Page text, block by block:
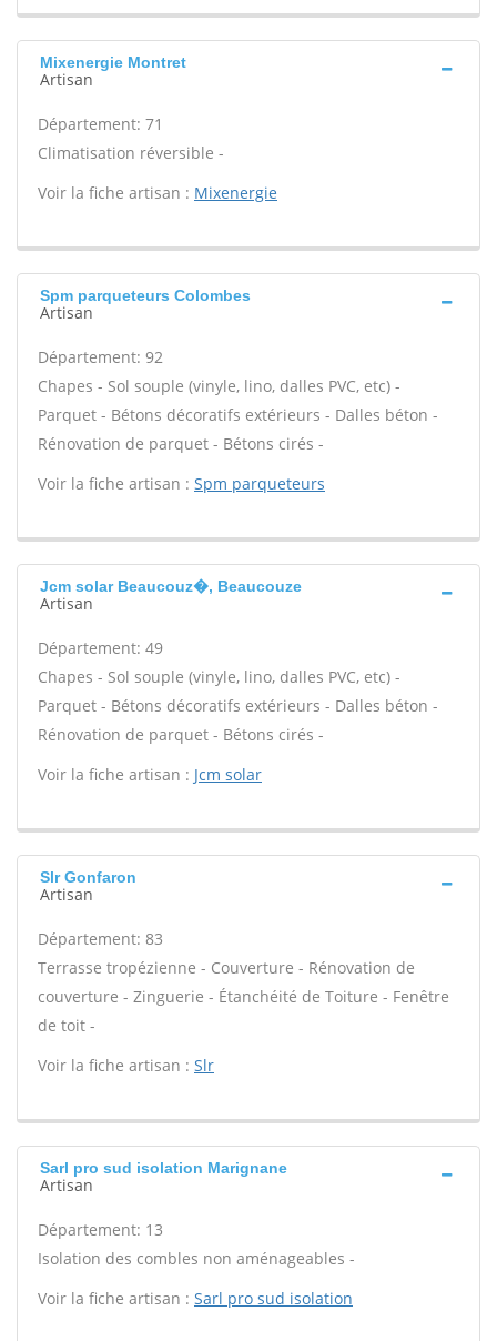
Mixenergie Montret
Artisan
Département: 71
Climatisation réversible -
Voir la fiche artisan : Mixenergie
Spm parqueteurs Colombes
Artisan
Département: 92
Chapes - Sol souple (vinyle, lino, dalles PVC, etc) -
Parquet - Bétons décoratifs extérieurs - Dalles béton -
Rénovation de parquet - Bétons cirés -
Voir la fiche artisan : Spm parqueteurs
Jcm solar Beaucouz�, Beaucouze
Artisan
Département: 49
Chapes - Sol souple (vinyle, lino, dalles PVC, etc) -
Parquet - Bétons décoratifs extérieurs - Dalles béton -
Rénovation de parquet - Bétons cirés -
Voir la fiche artisan : Jcm solar
Slr Gonfaron
Artisan
Département: 83
Terrasse tropézienne - Couverture - Rénovation de
couverture - Zinguerie - Étanchéité de Toiture - Fenêtre
de toit -
Voir la fiche artisan : Slr
Sarl pro sud isolation Marignane
Artisan
Département: 13
Isolation des combles non aménageables -
Voir la fiche artisan : Sarl pro sud isolation